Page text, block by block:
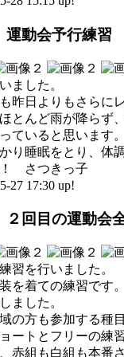
動会予行練習
ました。
昨日よりもさらに
とんど雨が降らず
ていると思います。
り睡眠をとり、体
さつきっ子
27 17:30 up!
回目の運動会
習を行いました。
を着ての練習です。
ました。
の方も参加する種
ートとフリーの練
赤組も白組も本番